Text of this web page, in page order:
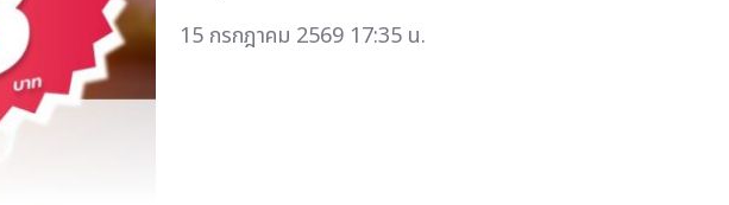
15 กรกฎาคม 2569 17:35 น.